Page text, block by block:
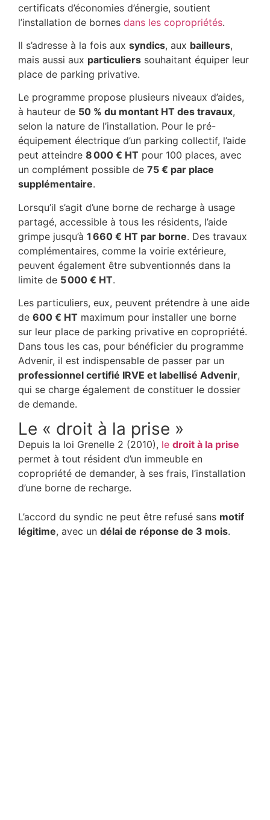
certificats d’économies d’énergie, soutient
l’installation de bornes dans les copropriétés.
Il s’adresse à la fois aux syndics, aux bailleurs,
mais aussi aux particuliers souhaitant équiper leur
place de parking privative.
Le programme propose plusieurs niveaux d’aides,
à hauteur de 50 % du montant HT des travaux,
selon la nature de l’installation. Pour le pré-
équipement électrique d’un parking collectif, l’aide
peut atteindre 8 000 € HT pour 100 places, avec
un complément possible de 75 € par place
supplémentaire.
Lorsqu’il s’agit d’une borne de recharge à usage
partagé, accessible à tous les résidents, l’aide
grimpe jusqu’à 1 660 € HT par borne. Des travaux
complémentaires, comme la voirie extérieure,
peuvent également être subventionnés dans la
limite de 5 000 € HT.
Les particuliers, eux, peuvent prétendre à une aide
de 600 € HT maximum pour installer une borne
sur leur place de parking privative en copropriété.
Dans tous les cas, pour bénéficier du programme
Advenir, il est indispensable de passer par un
professionnel certifié IRVE et labellisé Advenir,
qui se charge également de constituer le dossier
de demande.
Le « droit à la prise »
Depuis la loi Grenelle 2 (2010), le droit à la prise
permet à tout résident d’un immeuble en
copropriété de demander, à ses frais, l’installation
d’une borne de recharge.
L’accord du syndic ne peut être refusé sans motif
légitime, avec un délai de réponse de 3 mois.